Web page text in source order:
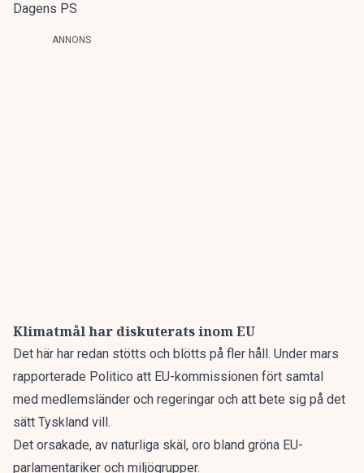
Dagens PS
ANNONS
Klimatmål har diskuterats inom EU
Det här har redan stötts och blötts på fler håll. Under mars
rapporterade Politico att EU-kommissionen fört samtal
med medlemsländer och regeringar och att bete sig på det
sätt Tyskland vill.
Det orsakade, av naturliga skäl, oro bland gröna EU-
parlamentariker och miljögrupper.